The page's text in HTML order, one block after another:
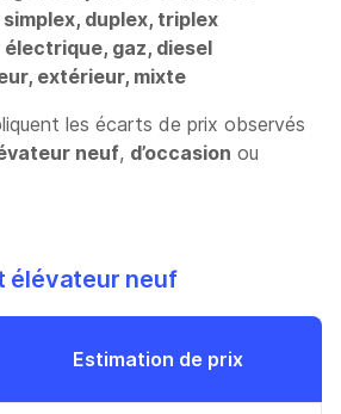
simplex, duplex, triplex
électrique, gaz, diesel
extérieur, mixte
les écarts de prix observés
neuf, d’occasion ou
élévateur neuf
Estimation de prix